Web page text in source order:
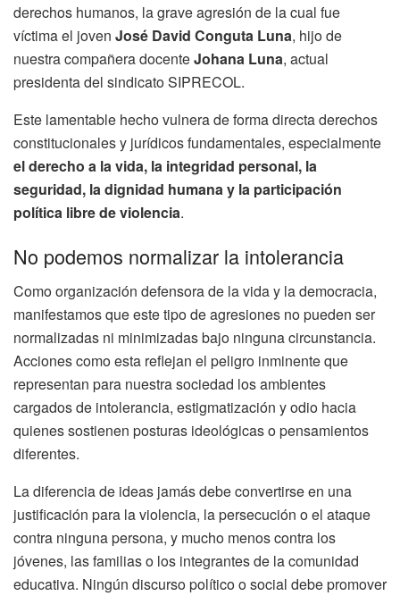
derechos humanos, la grave agresión de la cual fue
víctima el joven José David Conguta Luna, hijo de
nuestra compañera docenteJohana Luna, actual
presidenta del sindicato SIPRECOL.
Este lamentable hecho vulnera de forma directa derechos
constitucionales y jurídicos fundamentales, especialmente
el derecho a la vida, la integridad personal, la
seguridad, la dignidad humana y la participación
política libre de violencia.
No podemos normalizar la intolerancia
Como organización defensora de la vida y la democracia,
manifestamos que este tipo de agresiones no pueden ser
normalizadas ni minimizadas bajo ninguna circunstancia.
Acciones como esta reflejan el peligro inminente que
representan para nuestra sociedad los ambientes
cargados de intolerancia, estigmatización y odio hacia
quienes sostienen posturas ideológicas o pensamientos
diferentes.
La diferencia de ideas jamás debe convertirse en una
justificación para la violencia, la persecución o el ataque
contra ninguna persona, y mucho menos contra los
jóvenes, las familias o los integrantes de la comunidad
educativa. Ningún discurso político o social debe promover